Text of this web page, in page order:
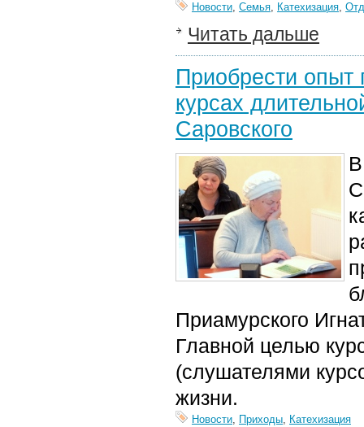
Новости, Семья, Катехизация,
Читать дальше
Приобрести опыт
курсах
Саровского
Приамурского
Главной целью
(слушателями
жизни.
Новости, Приходы, Катехизация